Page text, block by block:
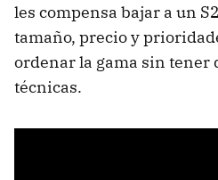
les compensa bajar a un
tamaño, precio y
ordenar la gama sin tener
técnicas.